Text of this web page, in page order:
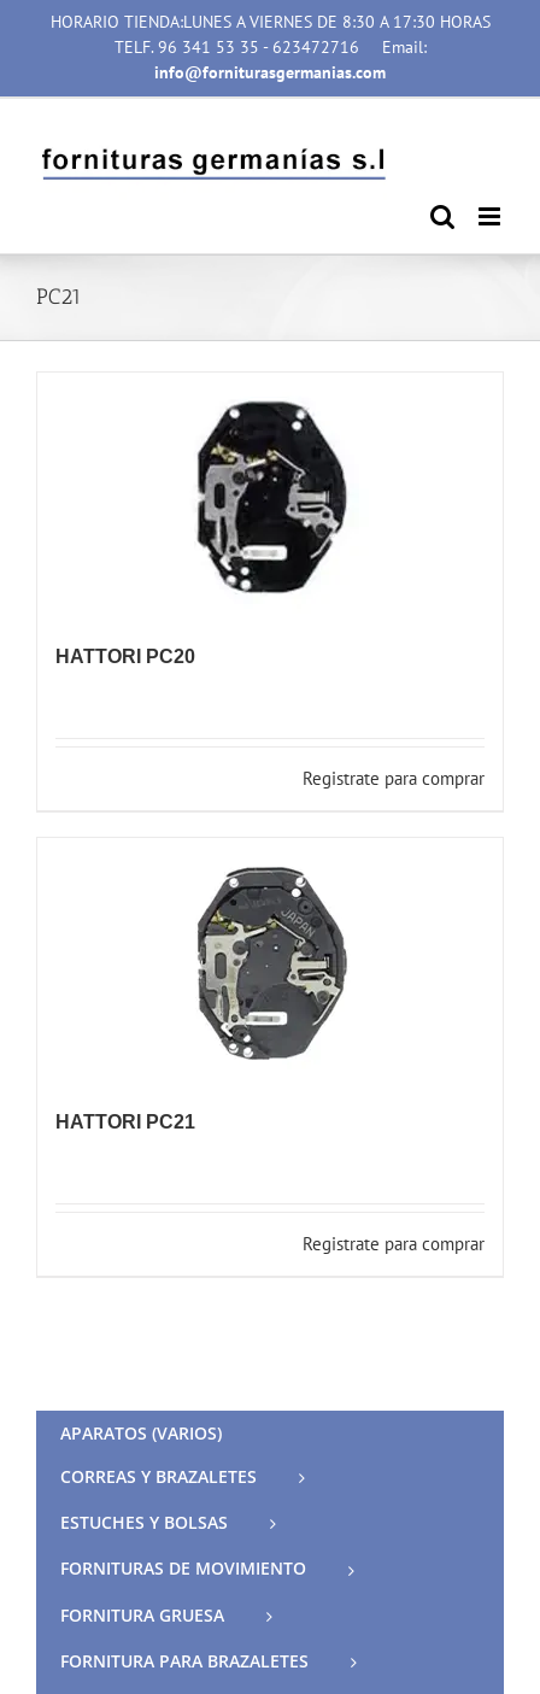
HORARIO TIENDA:LUNES A VIERNES DE 8:30 A 17:30 HORAS
TELF. 96 341 53 35 - 623472716
Email:
info@forniturasgermanias.com
PC21
HATTORI PC20
Registrate para comprar
HATTORI PC21
Registrate para comprar
APARATOS (VARIOS)
CORREAS Y BRAZALETES
ESTUCHES Y BOLSAS
FORNITURAS DE MOVIMIENTO
FORNITURA GRUESA
FORNITURA PARA BRAZALETES